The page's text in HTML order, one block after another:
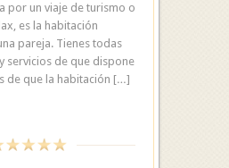
por un viaje de turismo o
es la habitación
pareja. Tienes todas
servicios de que dispone
de que la habitación […]